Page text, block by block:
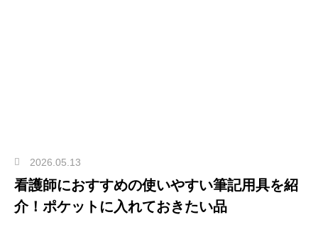
2026.05.13
看護師におすすめの使いやすい筆記用具を紹
介！ポケットに入れておきたい品